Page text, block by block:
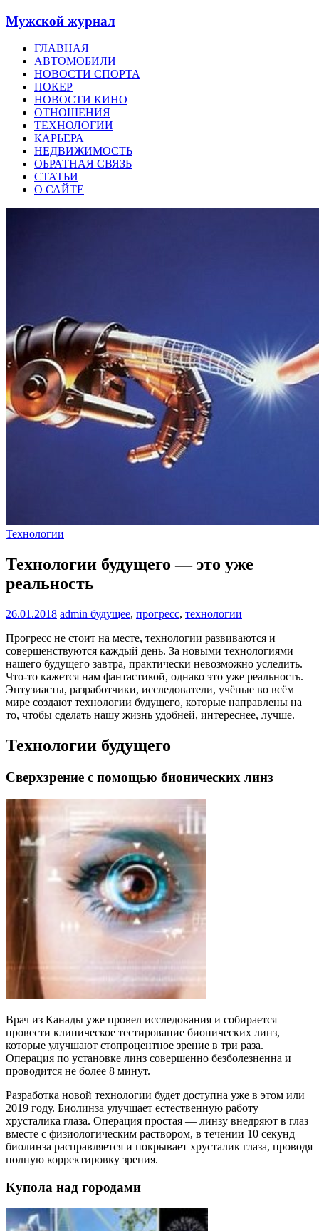
Мужской журнал
ГЛАВНАЯ
АВТОМОБИЛИ
НОВОСТИ СПОРТА
ПОКЕР
НОВОСТИ КИНО
ОТНОШЕНИЯ
ТЕХНОЛОГИИ
КАРЬЕРА
НЕДВИЖИМОСТЬ
ОБРАТНАЯ СВЯЗЬ
СТАТЬИ
О САЙТЕ
Технологии
Технологии будущего — это уже
реальность
26.01.2018 admin будущее, прогресс, технологии
Прогресс не стоит на месте, технологии развиваются и
совершенствуются каждый день. За новыми технологиями
нашего будущего завтра, практически невозможно уследить.
Что-то кажется нам фантастикой, однако это уже реальность.
Энтузиасты, разработчики, исследователи, учёные во всём
мире создают технологии будущего, которые направлены на
то, чтобы сделать нашу жизнь удобней, интереснее, лучше.
Технологии будущего
Сверхзрение с помощью бионических линз
Врач из Канады уже провел исследования и собирается
провести клиническое тестирование бионических линз,
которые улучшают стопроцентное зрение в три раза.
Операция по установке линз совершенно безболезненна и
проводится не более 8 минут.
Разработка новой технологии будет доступна уже в этом или
2019 году. Биолинза улучшает естественную работу
хрусталика глаза. Операция простая — линзу внедряют в глаз
вместе с физиологическим раствором, в течении 10 секунд
биолинза расправляется и покрывает хрусталик глаза, проводя
полную корректировку зрения.
Купола над городами